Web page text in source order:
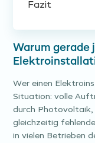
Fazit
Warum gerade
Wer einen
Situation: volle
durch Photovoltaik,
gleichzeitig
in vielen Betrieben